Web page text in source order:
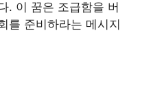
. 이 꿈은 조급함을 버
를 준비하라는 메시지